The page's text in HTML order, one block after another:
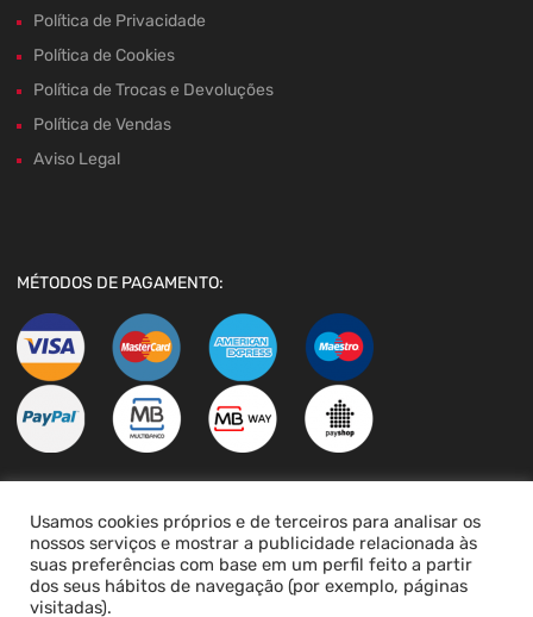
Política de Privacidade
Política de Cookies
Política de Trocas e Devoluções
Política de Vendas
Aviso Legal
MÉTODOS DE PAGAMENTO:
LIVRO DE RECLAMAÇÕES
Usamos cookies próprios e de terceiros para analisar os
nossos serviços e mostrar a publicidade relacionada às
suas preferências com base em um perfil feito a partir
dos seus hábitos de navegação (por exemplo, páginas
visitadas).